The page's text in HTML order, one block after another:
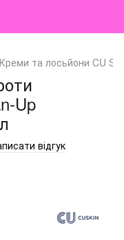
Креми та лосьйони CU
Up
відгук